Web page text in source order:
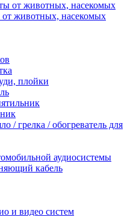
от животных, насекомых
плойки
/ грелка / обогреватель для
аудиосистемы
кабель
и видео систем